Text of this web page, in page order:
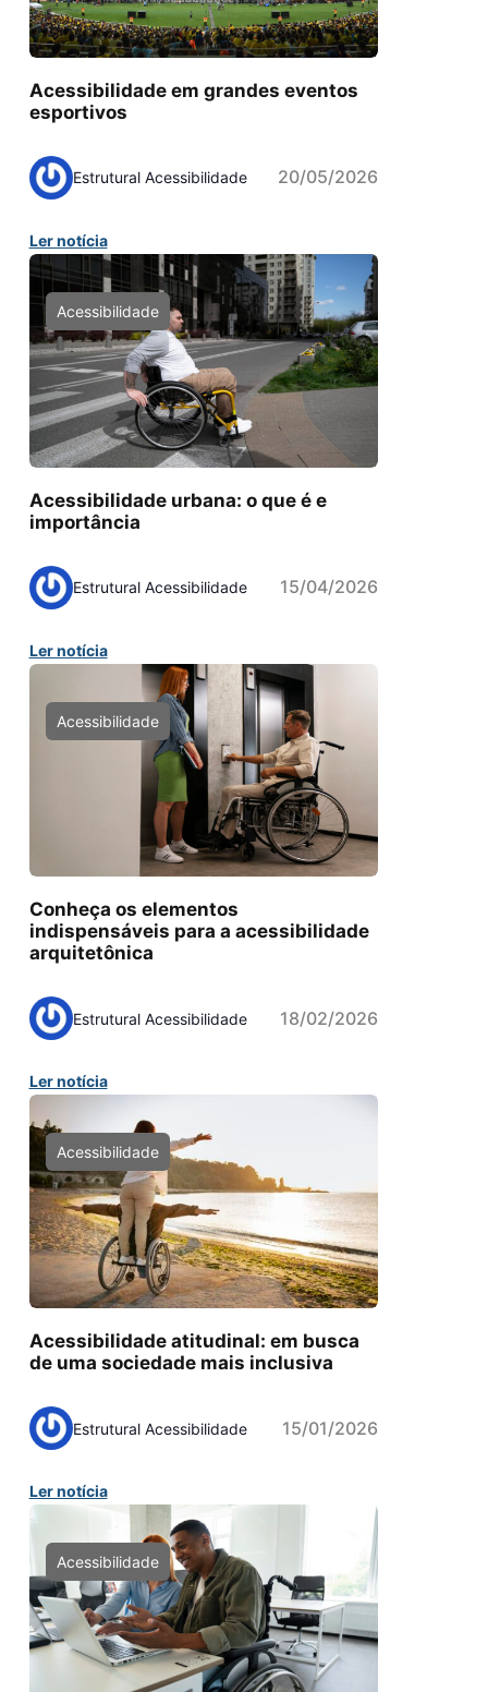
Acessibilidade em grandes eventos
esportivos
Estrutural Acessibilidade 20/05/2026
Ler notícia
Acessibilidade
Acessibilidade urbana: o que é e
importância
Estrutural Acessibilidade 15/04/2026
Ler notícia
Acessibilidade
Conheça os elementos
indispensáveis para a acessibilidade
arquitetônica
Estrutural Acessibilidade 18/02/2026
Ler notícia
Acessibilidade
Acessibilidade atitudinal: em busca
de uma sociedade mais inclusiva
Estrutural Acessibilidade 15/01/2026
Ler notícia
Acessibilidade